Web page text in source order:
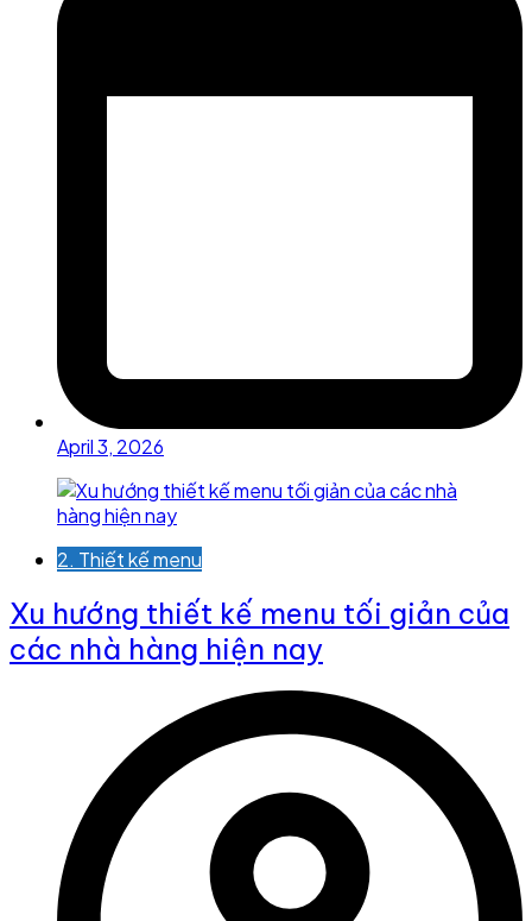
April 3, 2026
2. Thiết kế menu
Xu hướng thiết kế menu tối giản của
các nhà hàng hiện nay